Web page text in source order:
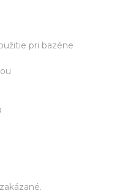
pri bazéne